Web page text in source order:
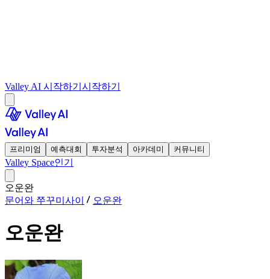
Valley AI 시작하기 시작하기
프리미엄 예측대회 투자분석 아카데미 커뮤니티
Valley Space인기
오운완
문어와 쭈꾸미사이
오운완
오운완